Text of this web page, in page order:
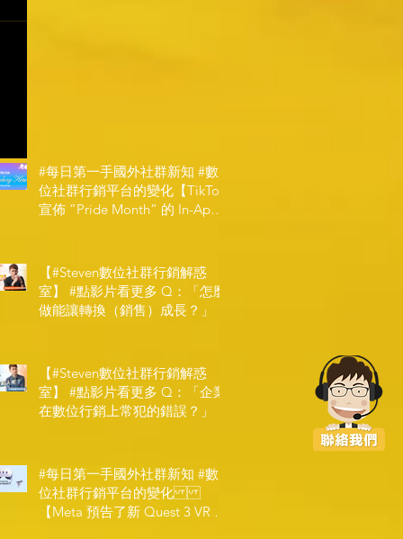
#每日第一手國外社群新知 #數
位社群行銷平台的變化【TikTok
宣佈 ”Pride Month” 的 In-App
【#Steven數位社群行銷解惑
室】 #點影片看更多​ Q：「怎麼
做能讓轉換（銷售）成長？」
【#Steven數位社群行銷解惑
室】 #點影片看更多​ Q：「企業
在數位行銷上常犯的錯誤？」
#每日第一手國外社群新知 #數
位社群行銷平台的變化
【Meta 預告了新 Quest 3 VR 耳